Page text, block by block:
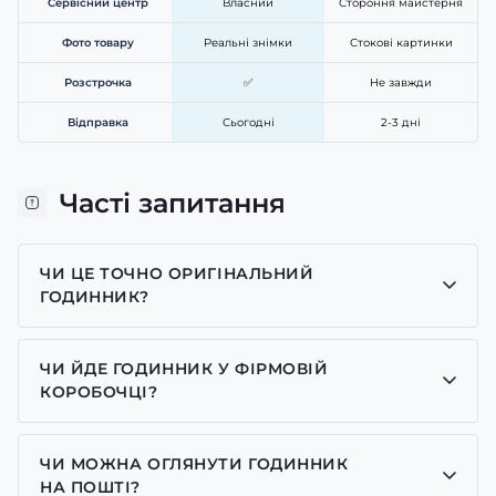
Фото товару Реальні знімки Стокові картинки
Розстрочка ✅ Не завжди
Відправка Сьогодні 2-3 дні
Часті запитання
ЧИ ЦЕ ТОЧНО ОРИГІНАЛЬНИЙ
ГОДИННИК?
Так, усі годинники у нас лише оригінальні, ми є
представником багатьох брендів.
ЧИ ЙДЕ ГОДИННИК У ФІРМОВІЙ
КОРОБОЧЦІ?
Для годинників бренду Casio, Pagani Design,
GUARDO та GOODYEAR додаємо фірмові
коробочки із брендовим надписом. Для бренду
ЧИ МОЖНА ОГЛЯНУТИ ГОДИННИК
НА ПОШТІ?